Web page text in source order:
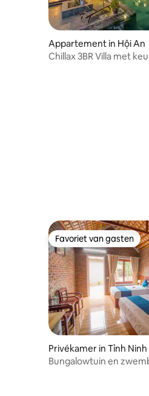
Appartement in Hội An
Chillax 3BR Villa met
Favoriet van gasten
Favoriet van gasten
Privékamer in Tỉnh Ninh
Bungalowtuin en